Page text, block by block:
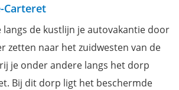
Carteret
langs de kustlijn je autovakantie door
zetten naar het zuidwesten van de
je onder andere langs het dorp
Bij dit dorp ligt het beschermde